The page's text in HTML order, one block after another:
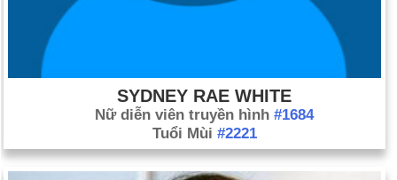
SYDNEY RAE WHITE
Nữ diễn viên truyền hình #1684
Tuổi Mùi #2221